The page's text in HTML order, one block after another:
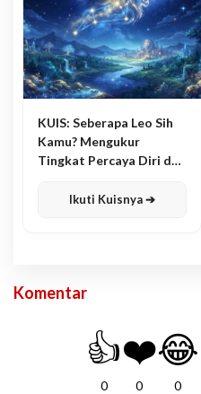
KUIS: Seberapa Leo Sih
Kamu? Mengukur
Tingkat Percaya Diri dan
Ikuti Kuisnya ➔
Komentar
👍
0
❤️
0
😂
0